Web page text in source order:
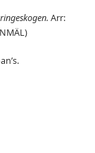
Arr: